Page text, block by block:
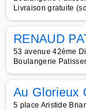
Livraison gratuite
RENAUD
53 avenue 42ème
Boulangerie
Au Glorieux
5 place Aristide